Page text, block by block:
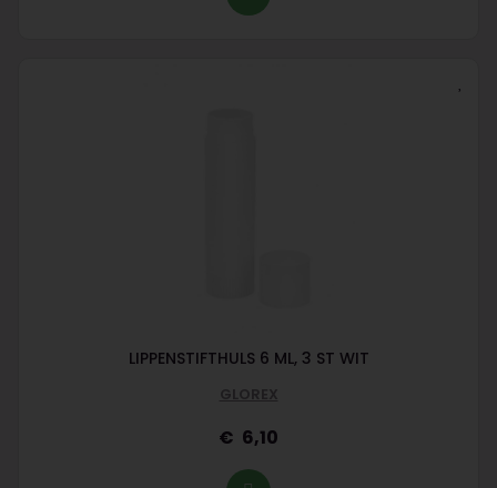
LIPPENSTIFTHULS 6 ML, 3 ST WIT
GLOREX
6,10